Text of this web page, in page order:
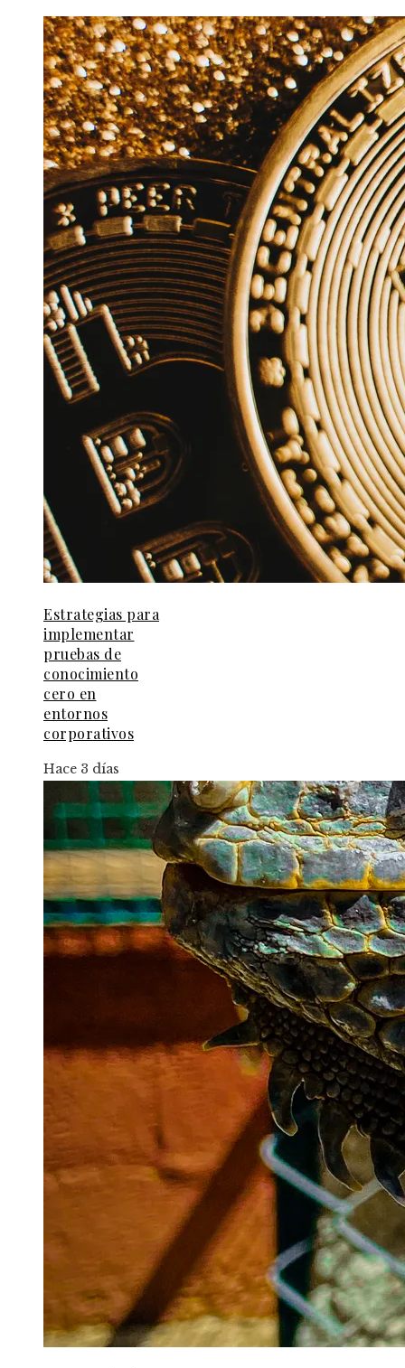
Estrategias para
implementar
pruebas de
conocimiento
cero en
entornos
corporativos
Hace 3 días